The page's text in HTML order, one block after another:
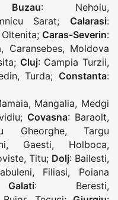
Buzau: Nehoiu,
Sarat; Calarasi:
Oltenita; Caras-Severin:
, Caransebes, Moldova
; Cluj: Campia Turzii,
,Turda; Constanta:
, Mangalia, Medgi
; Covasna: Baraolt,
Gheorghe, Targu
, Gaesti, Holboca,
, Titu; Dolj: Bailesti,
, Filiasi, Poiana
Galati: Beresti,